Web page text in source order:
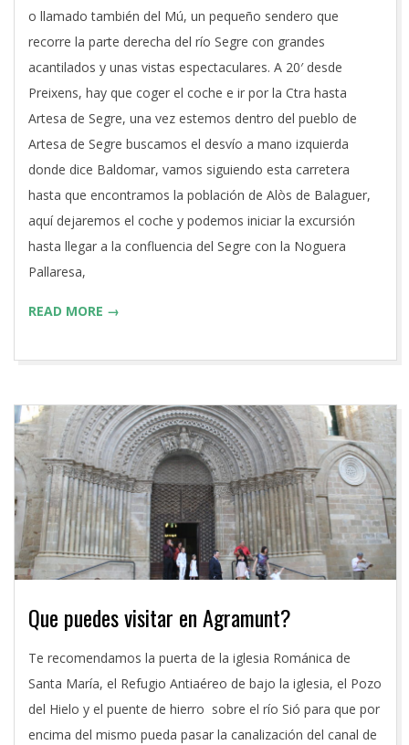
06-
27
o llamado también del Mú, un pequeño sendero que
recorre la parte derecha del río Segre con grandes
acantilados y unas vistas espectaculares. A 20′ desde
Preixens, hay que coger el coche e ir por la Ctra hasta
Artesa de Segre, una vez estemos dentro del pueblo de
Artesa de Segre buscamos el desvío a mano izquierda
donde dice Baldomar, vamos siguiendo esta carretera
hasta que encontramos la población de Alòs de Balaguer,
aquí dejaremos el coche y podemos iniciar la excursión
hasta llegar a la confluencia del Segre con la Noguera
Pallaresa,
READ MORE →
Que puedes visitar en Agramunt?
2016-
06-
27
Te recomendamos la puerta de la iglesia Románica de
Santa María, el Refugio Antiaéreo de bajo la iglesia, el Pozo
del Hielo y el puente de hierro sobre el río Sió para que por
encima del mismo pueda pasar la canalización del canal de